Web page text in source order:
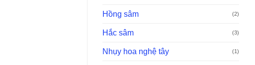
Hồng sâm (2)
Hắc sâm (3)
Nhụy hoa nghệ tây (1)